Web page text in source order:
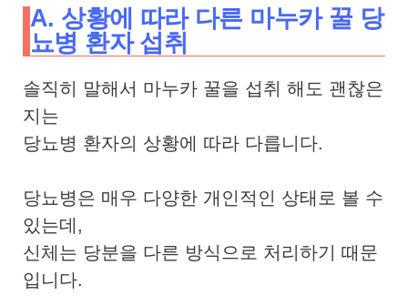
A. 상황에 따라 다른 마누카 꿀 당
뇨병 환자 섭취
솔직히 말해서 마누카 꿀을 섭취 해도 괜찮은
지는
당뇨병 환자의 상황에 따라 다릅니다.
당뇨병은 매우 다양한 개인적인 상태로 볼 수
있는데,
신체는 당분을 다른 방식으로 처리하기 때문
입니다.